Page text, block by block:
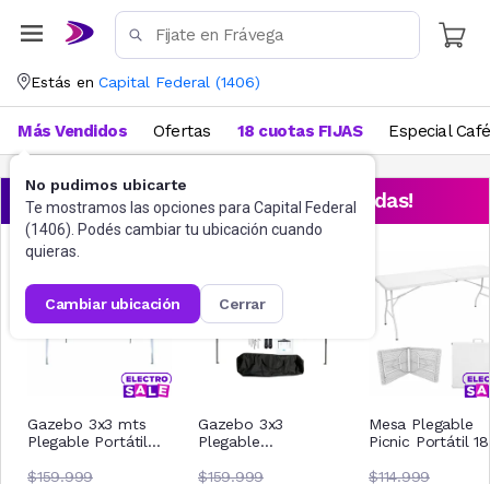
Estás en Capital Federal (1406)
No pudimos ubicarte
Te mostramos las opciones para Capital Federal
(1406). Podés cambiar tu ubicación cuando
quieras.
cambiar ubicación cerrar
Más Vendidos Ofertas 18 cuotas FIJAS Especial Café
¡Aprovechá las ofertas destacadas!
Gazebo 3x3 mts
Plegable Portátil
$159.999
Gazebo 3x3
Plegable
Nictom Gp02 Azul
$159.999
Mesa Plegable
Picnic Portátil
$114.999